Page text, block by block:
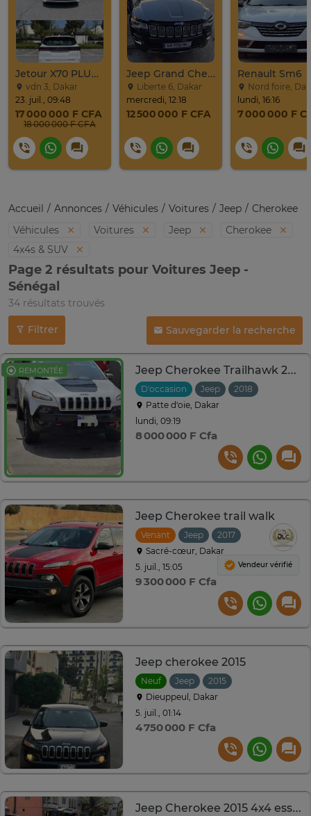
Jetour X70 PLUS 2024
vdn 3, Dakar
23. juil., 09:48
17 000 000 F CFA
18 000 000 F CFA
Jeep Grand Cherokee Overland 2019 À Vendre
Liberte 6, Dakar
mercredi, 12:18
12 500 000 F CFA
Renault Sm6
Nord foire,
lundi, 16:16
7 000 000 F
Accueil Annonces Véhicules Voitures Jeep
Cherokee
Véhicules
Voitures Jeep
Cherokee
4x4s & SUV
Page 2 résultats pour Voitures Jeep -
Sénégal
34 résultats trouvés
Filtrer Sauvegarder la recherche
REMONTÉE Jeep Cherokee Trailhawk 2018
D'occasion Jeep 2018
Patte d‘oie, Dakar
lundi, 09:19
8 000 000 F Cfa
Jeep Cherokee trail walk
Venant Jeep 2017
Automatique
Sacré-cœur, Dakar
5. juil., 15:05
9 300 000 F Cfa
Vendeur vérifié
Jeep cherokee 2015
Neuf Jeep 2015
Dieuppeul, Dakar
5. juil., 01:14
4 750 000 F Cfa
Jeep Cherokee 2015 4x4 essence - culasse à changer